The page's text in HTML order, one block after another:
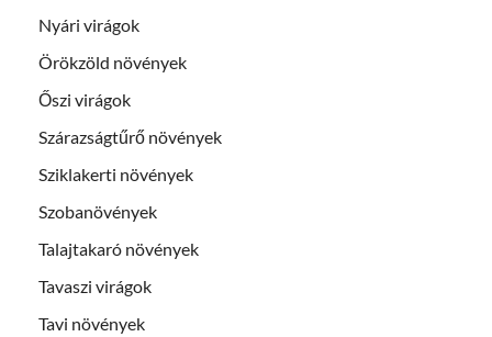
Nyári virágok
Örökzöld növények
Őszi virágok
Szárazságtűrő növények
Sziklakerti növények
Szobanövények
Talajtakaró növények
Tavaszi virágok
Tavi növények